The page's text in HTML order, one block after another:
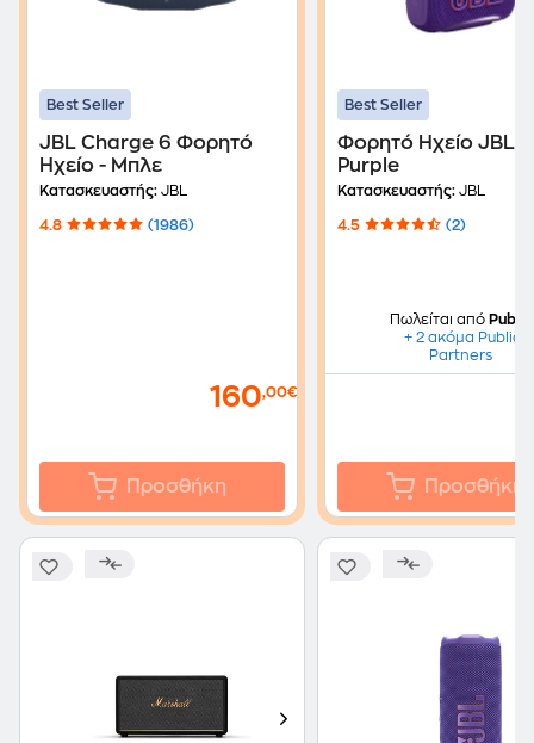
Best Seller
JBL Charge 6 Φορητό
Ηχείο - Μπλε
Κατασκευαστής: JBL
4.8 (1986)
160,00€
Προσθήκη
Best Seller
Φορητό Ηχείο JBL
Purple
Κατασκευαστής: JBL
4.5 (2)
Πωλείται από Public
+ 2 ακόμα Public
Partners
Προσθήκη